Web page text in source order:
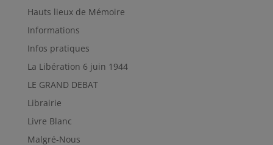
Hauts lieux de Mémoire
Informations
Infos pratiques
La Libération 6 juin 1944
LE GRAND DEBAT
Librairie
Livre Blanc
Malgré-Nous